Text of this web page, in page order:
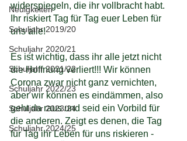
Neuigkeiten
Schuljahr 2019/20
Schuljahr 2020/21
Schuljahr 2021/22
Schuljahr 2022/23
Schuljahr 2023/24
Schuljahr 2024/25
widerspiegeln, die ihr vollbracht habt.
Ihr riskiert Tag für Tag euer Leben für
uns alle!
Es ist wichtig, dass ihr alle jetzt nicht
die Hoffnung verliert!!! Wir können
Corona zwar nicht ganz vernichten,
aber wir können es eindämmen, also
geht da raus und seid ein Vorbild für
die anderen. Zeigt es denen, die Tag
für Tag ihr Leben für uns riskieren -